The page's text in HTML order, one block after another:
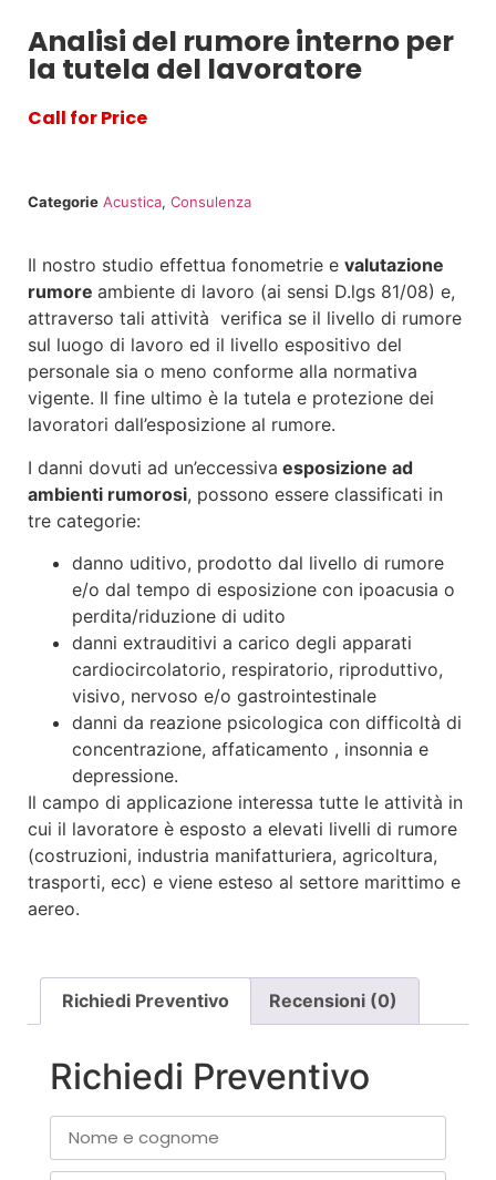
Analisi del rumore interno per
la tutela del lavoratore
Call for Price
Categorie Acustica, Consulenza
Il nostro studio effettua fonometrie e valutazione
rumore ambiente di lavoro (ai sensi D.lgs 81/08) e,
attraverso tali attività verifica se il livello di rumore
sul luogo di lavoro ed il livello espositivo del
personale sia o meno conforme alla normativa
vigente. Il fine ultimo è la tutela e protezione dei
lavoratori dall’esposizione al rumore.
I danni dovuti ad un’eccessiva esposizione ad
ambienti rumorosi, possono essere classificati in
tre categorie:
danno uditivo, prodotto dal livello di rumore
e/o dal tempo di esposizione con ipoacusia o
perdita/riduzione di udito
danni extrauditivi a carico degli apparati
cardiocircolatorio, respiratorio, riproduttivo,
visivo, nervoso e/o gastrointestinale
danni da reazione psicologica con difficoltà di
concentrazione, affaticamento , insonnia e
depressione.
Il campo di applicazione interessa tutte le attività in
cui il lavoratore è esposto a elevati livelli di rumore
(costruzioni, industria manifatturiera, agricoltura,
trasporti, ecc) e viene esteso al settore marittimo e
aereo.
Richiedi Preventivo Recensioni (0)
Richiedi Preventivo